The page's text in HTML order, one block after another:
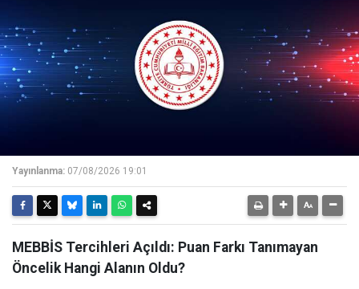
Yayınlanma: 07/08/2026 19:01
MEBBİS Tercihleri Açıldı: Puan Farkı Tanımayan
Öncelik Hangi Alanın Oldu?